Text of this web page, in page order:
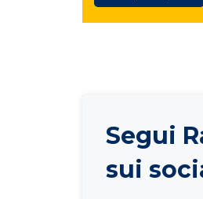
Segui
sui